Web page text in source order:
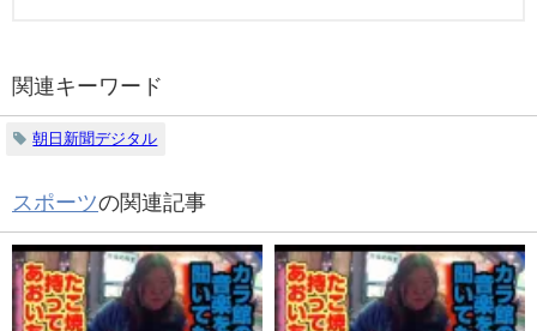
関連キーワード
朝日新聞デジタル
スポーツの関連記事